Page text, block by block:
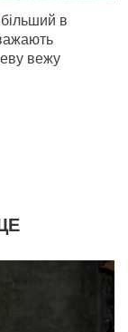
в
вежу